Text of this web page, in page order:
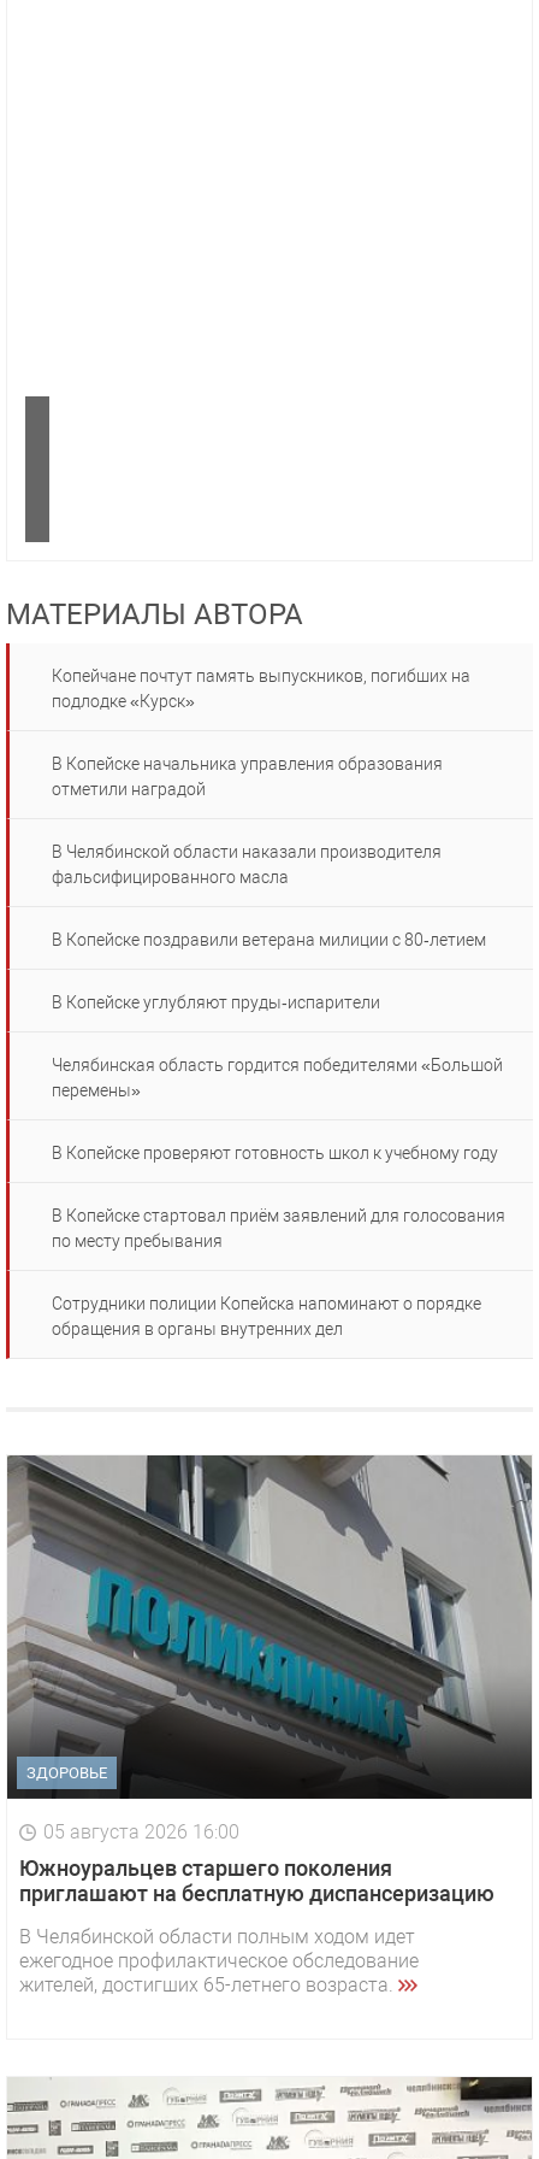
МАТЕРИАЛЫ АВТОРА
Копейчане почтут память выпускников, погибших на
подлодке «Курск»
В Копейске начальника управления образования
отметили наградой
В Челябинской области наказали производителя
фальсифицированного масла
В Копейске поздравили ветерана милиции с 80‑летием
В Копейске углубляют пруды‑испарители
Челябинская область гордится победителями «Большой
перемены»
В Копейске проверяют готовность школ к учебному году
В Копейске стартовал приём заявлений для голосования
по месту пребывания
Сотрудники полиции Копейска напоминают о порядке
обращения в органы внутренних дел
ЗДОРОВЬЕ
05 августа 2026 16:00
Южноуральцев старшего поколения
приглашают на бесплатную диспансеризацию
В Челябинской области полным ходом идет
ежегодное профилактическое обследование
жителей, достигших 65-летнего возраста.